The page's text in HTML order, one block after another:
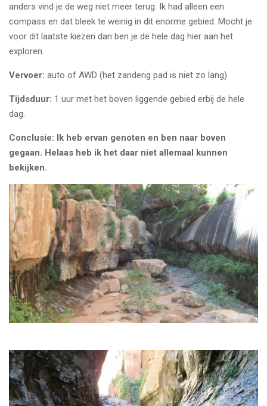
anders vind je de weg niet meer terug. Ik had alleen een
compass en dat bleek te weinig in dit enorme gebied. Mocht je
voor dit laatste kiezen dan ben je de hele dag hier aan het
exploren.
Vervoer: auto of AWD (het zanderig pad is niet zo lang)
Tijdsduur: 1 uur met het boven liggende gebied erbij de hele
dag.
Conclusie: Ik heb ervan genoten en ben naar boven
gegaan. Helaas heb ik het daar niet allemaal kunnen
bekijken.